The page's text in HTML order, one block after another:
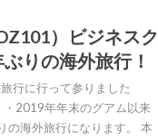
）ビジネスク
りの海外旅行！
行に行って参りました
・2019年年末のグアム以来
の海外旅行になります。 本